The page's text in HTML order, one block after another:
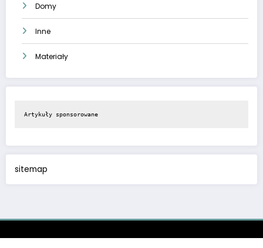
Domy
Inne
Materiały
Artykuły sponsorowane
sitemap